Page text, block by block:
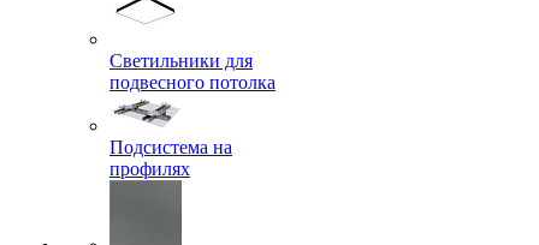
Светильники для
подвесного потолка
Подсистема на
профилях